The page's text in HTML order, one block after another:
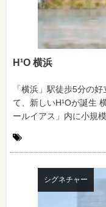
H¹O 横浜
「横浜」駅徒歩5分の
て、新しいH¹Oが誕生
ールイアス」内に小規
シグネチャー